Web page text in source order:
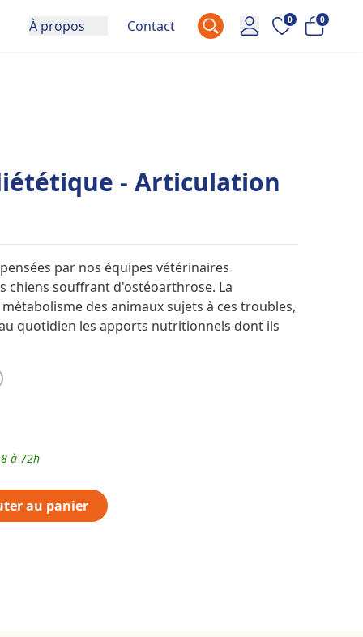
À propos Contact 0 0
- Articulation
par nos équipes vétérinaires
chiens souffrant d'ostéoarthrose. La
des animaux sujets à ces troubles,
quotidien les apports nutritionnels dont ils
à 72h
au panier